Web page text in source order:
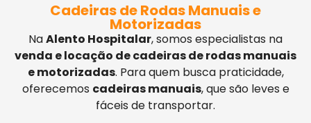
Cadeiras de Rodas Manuais e
Motorizadas
NaAlento Hospitalar, somos especialistas na
venda e locação de cadeiras de rodas manuais
e motorizadas. Para quem busca praticidade,
oferecemos cadeiras manuais, que são leves e
fáceis de transportar.